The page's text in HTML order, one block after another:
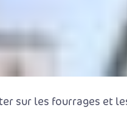
sur les fourrages et